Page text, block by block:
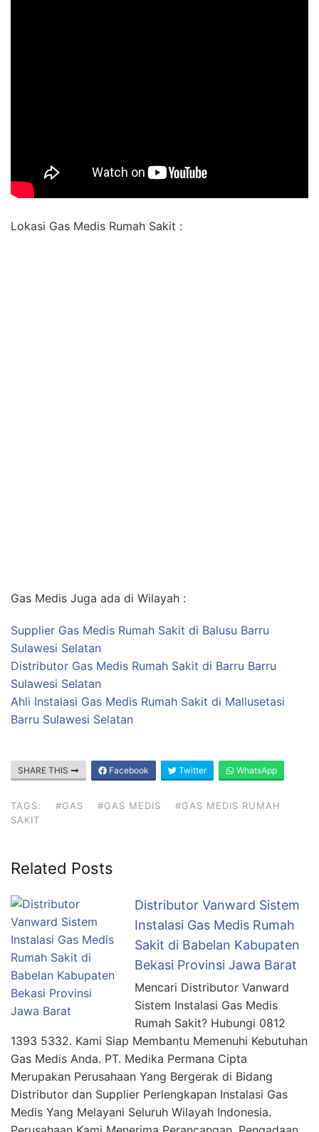
Lokasi Gas Medis Rumah Sakit :
Gas Medis Juga ada di Wilayah :
Supplier Gas Medis Rumah Sakit di Balusu Barru
Sulawesi Selatan
Distributor Gas Medis Rumah Sakit di Barru Barru
Sulawesi Selatan
Ahli Instalasi Gas Medis Rumah Sakit di Mallusetasi
Barru Sulawesi Selatan
SHARE THIS Facebook Twitter WhatsApp
TAGS: #GAS #GAS MEDIS
#GAS MEDIS RUMAH
SAKIT
Related Posts
Distributor Vanward Sistem
Instalasi Gas Medis Rumah
Sakit di Babelan Kabupaten
Bekasi Provinsi Jawa Barat
Mencari Distributor Vanward
Sistem Instalasi Gas Medis
Rumah Sakit? Hubungi 0812
1393 5332. Kami Siap Membantu Memenuhi Kebutuhan
Gas Medis Anda. PT. Medika Permana Cipta
Merupakan Perusahaan Yang Bergerak di Bidang
Distributor dan Supplier Perlengkapan Instalasi Gas
Medis Yang Melayani Seluruh Wilayah Indonesia.